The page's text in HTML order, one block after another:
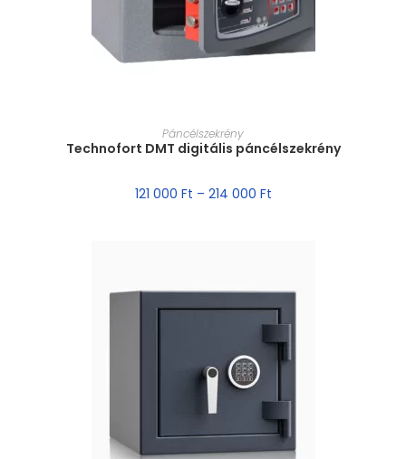
MÉRET VÁLASZTÁSA
Páncélszekrény
Technofort DMT digitális páncélszekrény
121 000 Ft – 214 000 Ft